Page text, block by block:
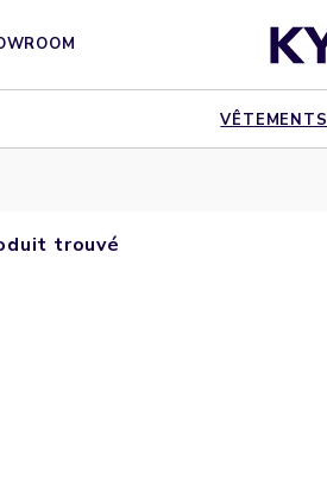
VÊTEMENTS
trouvé